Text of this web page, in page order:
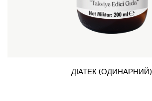
ДІАТЕК (ОДИНАРНИЙ)